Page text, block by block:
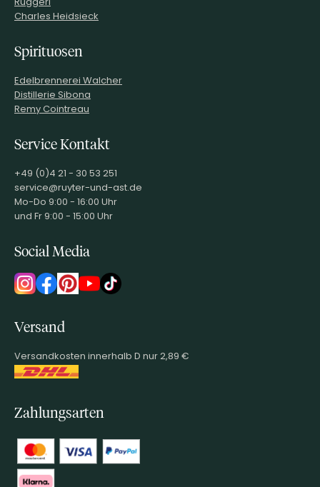
Charles Heidsieck
Spirituosen
Edelbrennerei Walcher
Distillerie Sibona
Remy Cointreau
Service Kontakt
+49 (0)4 21 - 30 53 251
service@ruyter-und-ast.de
Mo-Do 9:00 - 16:00 Uhr
und Fr 9:00 - 15:00 Uhr
Social Media
Versand
Versandkosten innerhalb D nur 2,89 €
Zahlungsarten